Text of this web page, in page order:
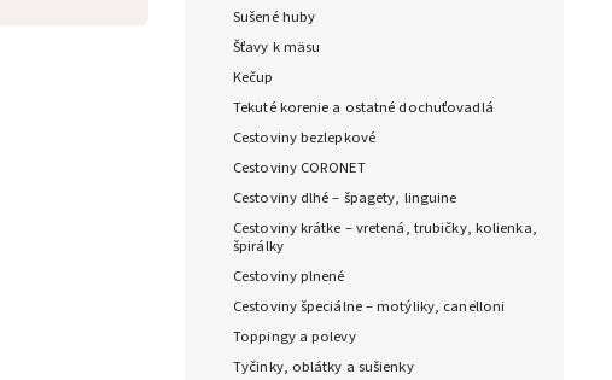
Sušené huby
Šťavy k mäsu
Kečup
Tekuté korenie a ostatné dochuťovadlá
Cestoviny bezlepkové
Cestoviny CORONET
Cestoviny dlhé – špagety, linguine
Cestoviny krátke – vretená, trubičky, kolienka,
špirálky
Cestoviny plnené
Cestoviny špeciálne – motýliky, canelloni
Toppingy a polevy
Tyčinky, oblátky a sušienky